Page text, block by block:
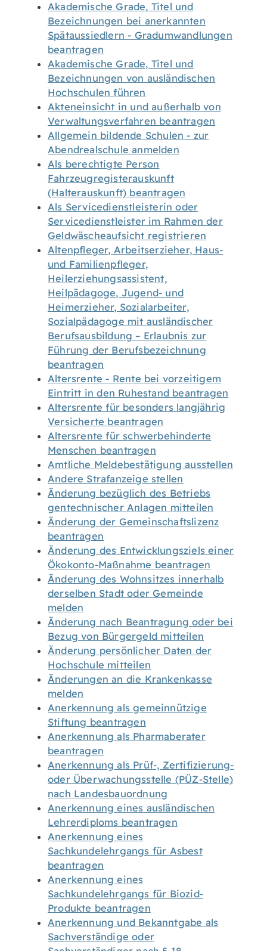
Akademische Grade, Titel und
Bezeichnungen bei anerkannten
Spätaussiedlern - Gradumwandlungen
beantragen
Akademische Grade, Titel und
Bezeichnungen von ausländischen
Hochschulen führen
Akteneinsicht in und außerhalb von
Verwaltungsverfahren beantragen
Allgemein bildende Schulen - zur
Abendrealschule anmelden
Als berechtigte Person
Fahrzeugregisterauskunft
(Halterauskunft) beantragen
Als Servicedienstleisterin oder
Servicedienstleister im Rahmen der
Geldwäscheaufsicht registrieren
Altenpfleger, Arbeitserzieher, Haus-
und Familienpfleger,
Heilerziehungsassistent,
Heilpädagoge, Jugend- und
Heimerzieher, Sozialarbeiter,
Sozialpädagoge mit ausländischer
Berufsausbildung – Erlaubnis zur
Führung der Berufsbezeichnung
beantragen
Altersrente - Rente bei vorzeitigem
Eintritt in den Ruhestand beantragen
Altersrente für besonders langjährig
Versicherte beantragen
Altersrente für schwerbehinderte
Menschen beantragen
Amtliche Meldebestätigung ausstellen
Andere Strafanzeige stellen
Änderung bezüglich des Betriebs
gentechnischer Anlagen mitteilen
Änderung der Gemeinschaftslizenz
beantragen
Änderung des Entwicklungsziels einer
Ökokonto-Maßnahme beantragen
Änderung des Wohnsitzes innerhalb
derselben Stadt oder Gemeinde
melden
Änderung nach Beantragung oder bei
Bezug von Bürgergeld mitteilen
Änderung persönlicher Daten der
Hochschule mitteilen
Änderungen an die Krankenkasse
melden
Anerkennung als gemeinnützige
Stiftung beantragen
Anerkennung als Pharmaberater
beantragen
Anerkennung als Prüf-, Zertifizierung-
oder Überwachungsstelle (PÜZ-Stelle)
nach Landesbauordnung
Anerkennung eines ausländischen
Lehrerdiploms beantragen
Anerkennung eines
Sachkundelehrgangs für Asbest
beantragen
Anerkennung eines
Sachkundelehrgangs für Biozid-
Produkte beantragen
Anerkennung und Bekanntgabe als
Sachverständige oder